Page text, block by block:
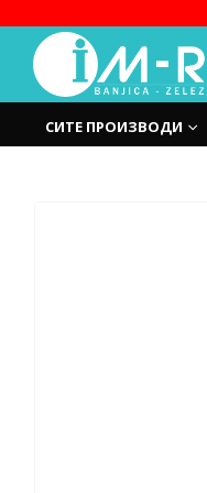
СИТЕ ПРОИЗВОДИ